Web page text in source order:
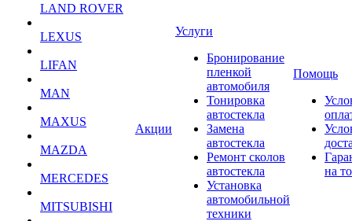
LAND ROVER
LEXUS
LIFAN
MAN
MAXUS
MAZDA
MERCEDES
MITSUBISHI
Акции
Услуги
Бронирование
пленкой
автомобиля
Тонировка
автостекла
Замена
автостекла
Ремонт сколов
автостекла
Установка
автомобильной
техники
Помощь
на